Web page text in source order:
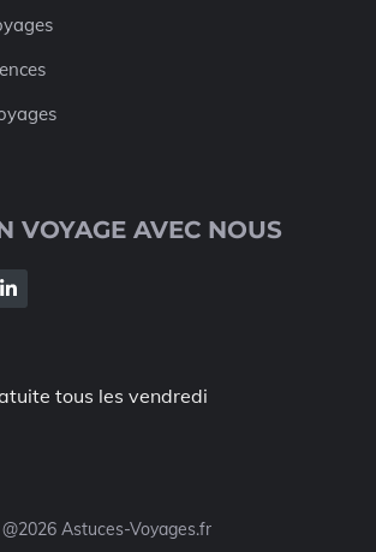
VOYAGE AVEC NOUS
tous les vendredi
@2026 Astuces-Voyages.fr